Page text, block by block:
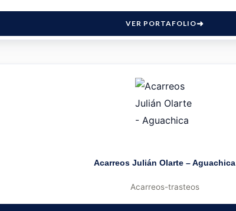
VER PORTAFOLIO
Acarreos Julián Olarte – Aguachica
Acarreos-trasteos